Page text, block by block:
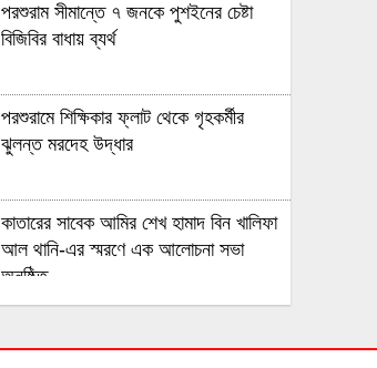
পরশুরাম সীমান্তে ৭ জনকে পুশইনের চেষ্টা
বিজিবির বাধায় ব্যর্থ
পরশুরামে শিক্ষিকার ফ্লাট থেকে গৃহকর্মীর
ঝুলন্ত মরদেহ উদ্ধার
কাতারের সাবেক আমির শেখ হামাদ বিন খালিফা
আল থানি-এর স্মরণে এক আলোচনা সভা
অনুষ্ঠিত
লোকালয়ে পানি ঢুকেছে